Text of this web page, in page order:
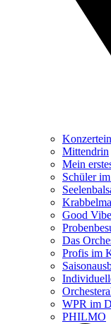
Mittendrin
Mein
Schüler
Good
Das
Profis im
WPR im
PHILMO